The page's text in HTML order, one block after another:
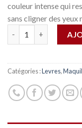
couleur intense qui
sans cligner des yeux
Catégories :Levres,